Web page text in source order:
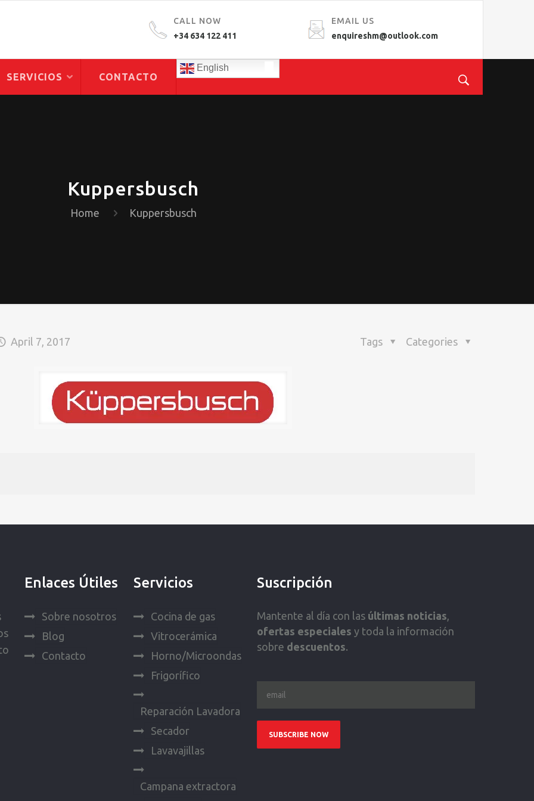
CALL NOW
+34 634 122 411
EMAIL US
enquireshm@outlook.com
SERVICIOS CONTACTO
English
Kuppersbusch
Home Kuppersbusch
April 7, 2017 Categories
Tags
Enlaces Útiles
Sobre nosotros
Blog
Contacto
Servicios
Cocina de gas
Vitrocerámica
Horno/Microondas
Frigorífico
Reparación Lavadora
Secador
Lavavajillas
Campana extractora
Suscripción
Mantente al día con las últimas noticias,
ofertas especiales y toda la información
sobre descuentos.